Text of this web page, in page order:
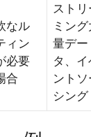
なル
ィン
必要
合
ストリ
ミング
量デー
タ、イ
ントソ
シング